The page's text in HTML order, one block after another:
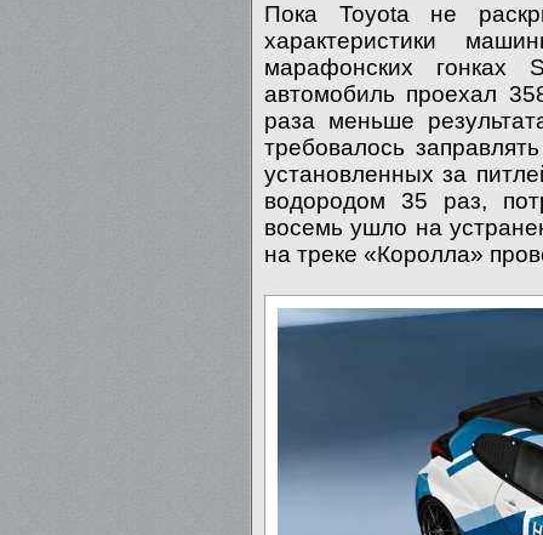
Пока Toyota не
характеристики
марафонских гонках
автомобиль проехал
раза меньше
требовалось
установленных за
водородом 35 раз,
восемь ушло на
на треке «Королла»